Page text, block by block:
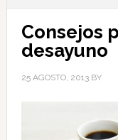
Consejos
desayuno
25 AGOSTO, 2013BY